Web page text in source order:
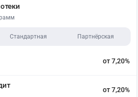
Стандартная Партнёрская
от 7,20%
от 7,20%